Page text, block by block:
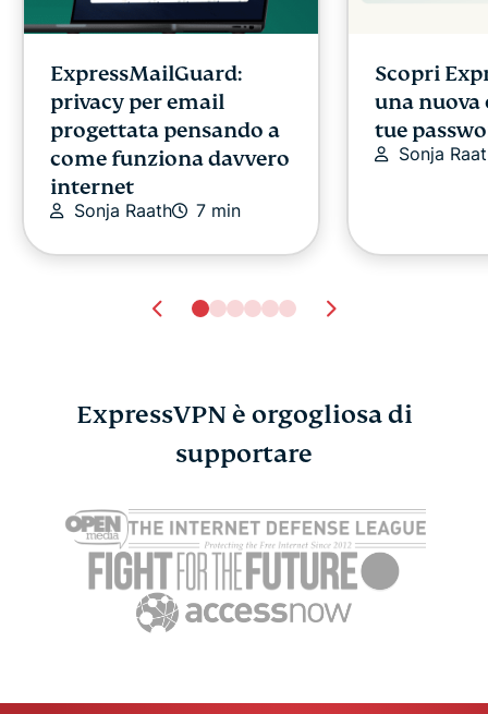
ExpressMailGuard:
privacy per email
progettata pensando a
come funziona davvero
internet
Sonja Raath 7 min
Scopri
una nuova
tue
Sonja
10 truffe che dovresti
ExpressVPN è orgogliosa di
supportare